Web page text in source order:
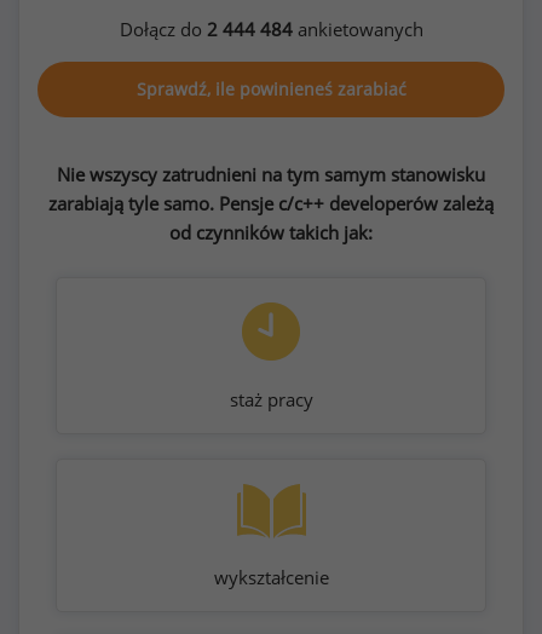
Dołącz do 2 444 484ankietowanych
Sprawdź, ile powinieneś zarabiać
Nie wszyscy zatrudnieni na tym samym stanowisku
zarabiają tyle samo. Pensje c/c++ developerów zależą
od czynników takich jak:
staż pracy
wykształcenie